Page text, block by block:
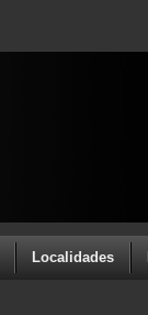
Localidades